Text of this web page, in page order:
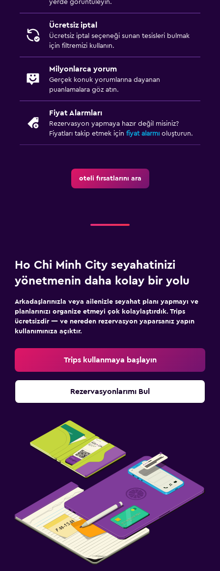
Ortak alanlarda CCTV
Tesis dışında CCTV
24 saat güvenlik
Park ve ulaşım
Shuttle servisi (ek ücret uygulanır)
EV şarj istasyonu
Sokakta park yeri
yerde görüntüleyin.
Ücretsiz iptal
Ücretsiz iptal seçeneği sunan tesisleri bulmak
için filtremizi kullanın.
Milyonlarca yorum
Gerçek konuk yorumlarına dayanan
puanlamalara göz atın.
Fiyat Alarmları
Rezervasyon yapmaya hazır değil misiniz?
Fiyatları takip etmek için fiyat alarmı oluşturun.
oteli fırsatlarını ara
Ho Chi Minh City seyahatinizi
yönetmenin daha kolay bir yolu
Arkadaşlarınızla veya ailenizle seyahat planı yapmayı ve
planlarınızı organize etmeyi çok kolaylaştırdık. Trips
ücretsizdir — ve nereden rezervasyon yaparsanız yapın
kullanımınıza açıktır.
Trips kullanmaya başlayın
Rezervasyonlarımı Bul